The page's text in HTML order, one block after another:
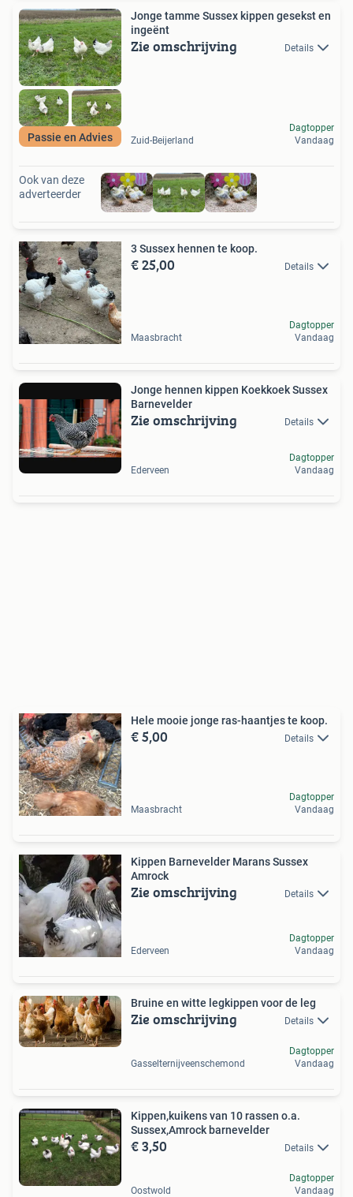
Passie en Advies
Jonge tamme Sussex kippen gesekst en
ingeënt
Zie omschrijving Details
Zuid-Beijerland
Dagtopper
Vandaag
Ook van deze
adverteerder
3 Sussex hennen te koop.
€ 25,00 Details
Maasbracht
Dagtopper
Vandaag
Jonge hennen kippen Koekkoek Sussex
Barnevelder
Zie omschrijving Details
Ederveen
Dagtopper
Vandaag
Hele mooie jonge ras-haantjes te koop.
€ 5,00 Details
Maasbracht
Dagtopper
Vandaag
Kippen Barnevelder Marans Sussex
Amrock
Zie omschrijving Details
Ederveen
Dagtopper
Vandaag
Bruine en witte legkippen voor de leg
Zie omschrijving Details
Gasselternijveenschemond
Dagtopper
Vandaag
Kippen,kuikens van 10 rassen o.a.
Sussex,Amrock barnevelder
€ 3,50 Details
Oostwold
Dagtopper
Vandaag